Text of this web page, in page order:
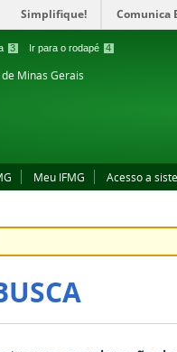
3 Ir para o rodapé 4
Simplifique! Comunica
Minas Gerais
Meu IFMG Acesso a